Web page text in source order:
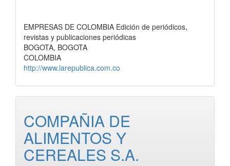
EMPRESAS DE COLOMBIA Edición de periódicos,
revistas y publicaciones periódicas
BOGOTA, BOGOTA
COLOMBIA
http://www.larepublica.com.co
COMPAÑIA DE
ALIMENTOS Y
CEREALES S.A.